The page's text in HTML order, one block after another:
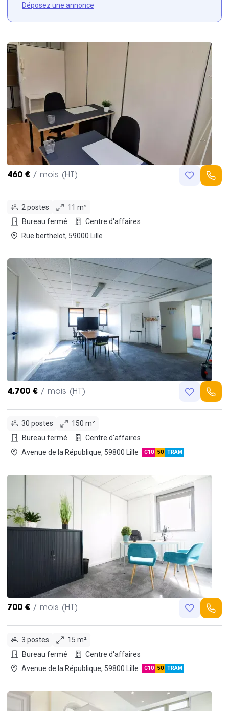
Déposez une annonce
460 € / mois (HT)
2 postes
11 m²
Bureau fermé
Centre d'affaires
Rue berthelot, 59000 Lille
4,700 € / mois (HT)
30 postes
150 m²
Bureau fermé
Centre d'affaires
Avenue de la République, 59800 Lille
C10 50 TRAM
700 € / mois (HT)
3 postes
15 m²
Bureau fermé
Centre d'affaires
Avenue de la République, 59800 Lille
C10 50 TRAM